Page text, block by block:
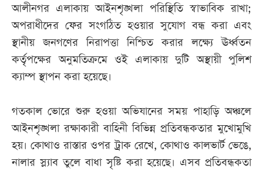
আলীনগর এলাকায় আইনশৃঙ্খলা পরিস্থিতি স্বাভাবিক রাখা;
অপরাধীদের ফের সংগঠিত হওয়ার সুযোগ বন্ধ করা এবং
স্থানীয় জনগণের নিরাপত্তা নিশ্চিত করার লক্ষ্যে ঊর্ধ্বতন
কর্তৃপক্ষের অনুমতিক্রমে ওই এলাকায় দুটি অস্থায়ী পুলিশ
ক্যাম্প স্থাপন করা হয়েছে।
গতকাল ভোরে শুরু হওয়া অভিযানের সময় পাহাড়ি অঞ্চলে
আইনশৃঙ্খলা রক্ষাকারী বাহিনী বিভিন্ন প্রতিবন্ধকতার মুখোমুখি
হয়। কোথাও রাস্তার ওপর ট্রাক রেখে, কোথাও কালভার্ট ভেঙে,
নালার স্ল্যাব তুলে বাধা সৃষ্টি করা হয়েছে। এসব প্রতিবন্ধকতা